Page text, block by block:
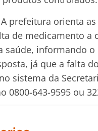
prefeitura orienta
de medicamento a
saúde, informando
já que a falta
sistema da
0800-643-9595 ou